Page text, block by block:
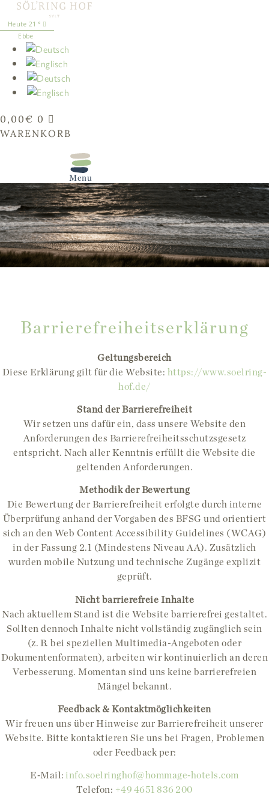
springen
21 °
Ebbe
0,00€ 0
WARENKORB
Barrierefreiheitserklärung
Geltungsbereich
Diese Erklärung gilt für die Website: https://www.soelring-
hof.de/
Stand der Barrierefreiheit
Wir setzen uns dafür ein, dass unsere Website den
Anforderungen des Barrierefreiheitsschutzsgesetz
entspricht. Nach aller Kenntnis erfüllt die Website die
geltenden Anforderungen.
Methodik der Bewertung
Die Bewertung der Barrierefreiheit erfolgte durch interne
Überprüfung anhand der Vorgaben des BFSG und orientiert
sich an den Web Content Accessibility Guidelines (WCAG)
in der Fassung 2.1 (Mindestens Niveau AA). Zusätzlich
wurden mobile Nutzung und technische Zugänge explizit
geprüft.
Nicht barrierefreie Inhalte
Nach aktuellem Stand ist die Website barrierefrei gestaltet.
Sollten dennoch Inhalte nicht vollständig zugänglich sein
(z. B. bei speziellen Multimedia-Angeboten oder
Dokumentenformaten), arbeiten wir kontinuierlich an deren
Verbesserung. Momentan sind uns keine barrierefreien
Mängel bekannt.
Feedback & Kontaktmöglichkeiten
Wir freuen uns über Hinweise zur Barrierefreiheit unserer
Website. Bitte kontaktieren Sie uns bei Fragen, Problemen
oder Feedback per:
E‑Mail: info.soelringhof@hommage‑hotels.com
Telefon: +49 4651 836 200